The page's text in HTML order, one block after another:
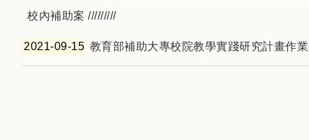
校內補助案 /////////
2021-09-15 教育部補助大專校院教學實踐研究計畫作